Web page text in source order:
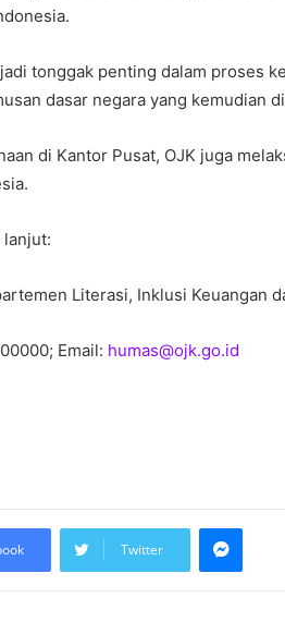
tonggak penting dalam proses
dasar negara yang kemudian
di Kantor Pusat, OJK juga
Literasi, Inklusi Keuangan
Email: humas@ojk.go.id
Twitter